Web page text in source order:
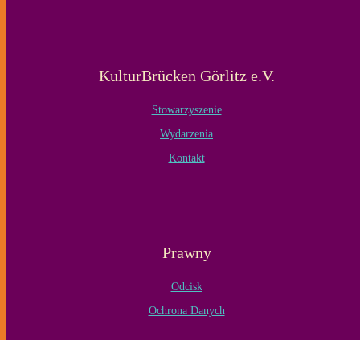
KulturBrücken Görlitz e.V.
Stowarzyszenie
Wydarzenia
Kontakt
Prawny
Odcisk
Ochrona Danych